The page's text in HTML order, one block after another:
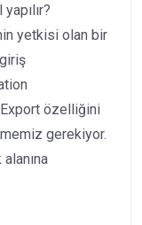
yetkisi olan bir
özelliğini
gerekiyor.